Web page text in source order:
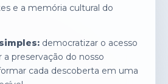
e a memória cultural do
democratizar o acesso
a preservação do nosso
cada descoberta em uma